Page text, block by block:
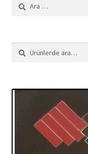
Ara:
Ara